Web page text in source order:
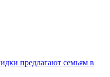
предлагают семьям в